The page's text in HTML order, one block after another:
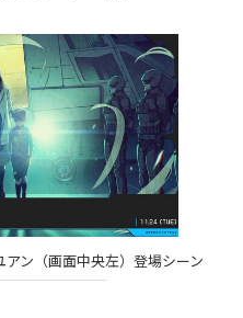
ン（画面中央左）登場シーン